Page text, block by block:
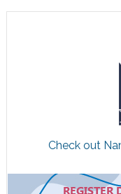
Skip
Skip
Skip
Check out